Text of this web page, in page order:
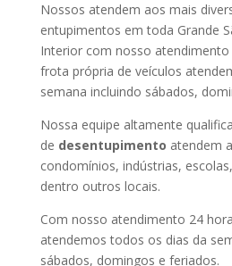
Nossos atendem aos mais
entupimentos em toda Grande
Interior com nosso
frota própria de veículos
semana incluindo sábados,
Nossa equipe altamente
de desentupimento atendem
condomínios, indústrias,
dentro outros locais.
Com nosso atendimento 24
atendemos todos os dias da
sábados, domingos e feriados.